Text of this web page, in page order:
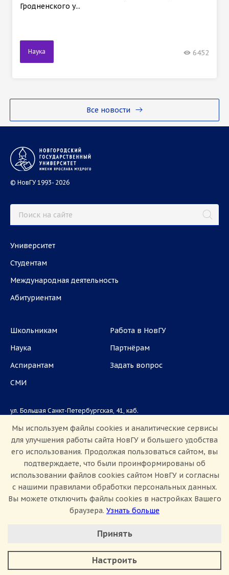
Все новости
Гродненского у...
Наука 6452
© НовГУ 1993- 2026
Университет
Студентам
Международная деятельность
Абитуриентам
Школьникам
Наука
Аспирантам
СМИ
Работа в НовГУ
Партнёрам
Задать вопрос
ул. Большая Санкт-Петербургская, 41, каб.
Приемная комиссия: +7(8162)33-20-44
Сведения о доходах
Мы используем файлы cookies и аналитические сервисы
для улучшения работы сайта НовГУ и большего удобства
его использования. Продолжая пользоваться сайтом, вы
подтверждаете, что были проинформированы об
использовании файлов cookies сайтом НовГУ и согласны
с нашими правилами обработки персональных данных.
Вы можете отключить файлы cookies в настройках Вашего
браузера. Узнать больше
Минимальные
Аналитические/Функциональные
Принять
Настроить